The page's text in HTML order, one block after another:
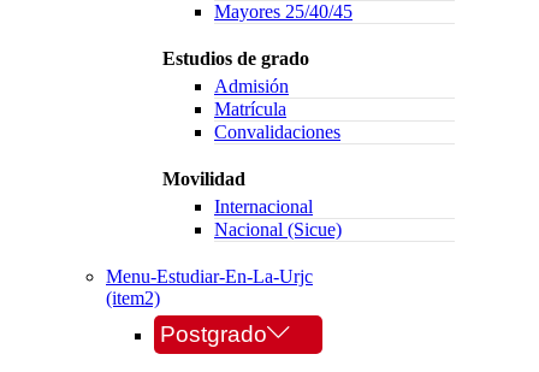
Mayores 25/40/45
Estudios de grado
Admisión
Matrícula
Convalidaciones
Movilidad
Internacional
Nacional (Sicue)
Menu-Estudiar-En-La-Urjc
(item2)
Postgrado